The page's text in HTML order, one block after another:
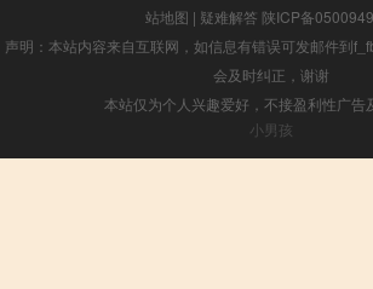
站地图 | 疑难解答 陕ICP备
声明：本站内容来自互联网，如信息有错误可发邮件到
会及时纠正，谢谢
本站仅为个人兴趣爱好，不接盈利性广告
小男孩